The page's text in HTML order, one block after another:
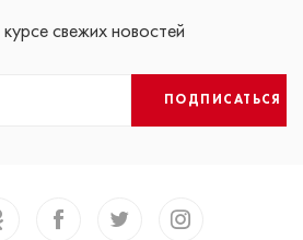
свежих новостей
ПОДПИСАТЬСЯ